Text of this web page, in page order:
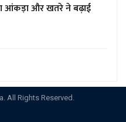
आंकड़ा और खतरे ने बढ़ाई
All Rights Reserved.